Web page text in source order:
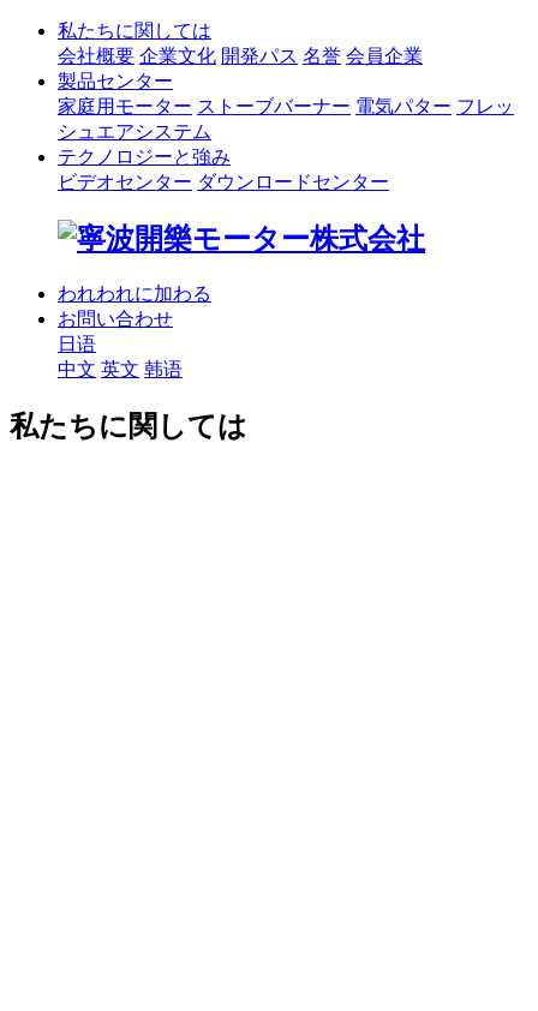
私たちに関しては
会社概要 企業文化 開発パス 名誉 会員企業
製品センター
家庭用モーター ストーブバーナー 電気パター フレッ
シュエアシステム
テクノロジーと強み
ビデオセンター ダウンロードセンター
われわれに加わる
お問い合わせ
日语
中文 英文 韩语
私たちに関しては